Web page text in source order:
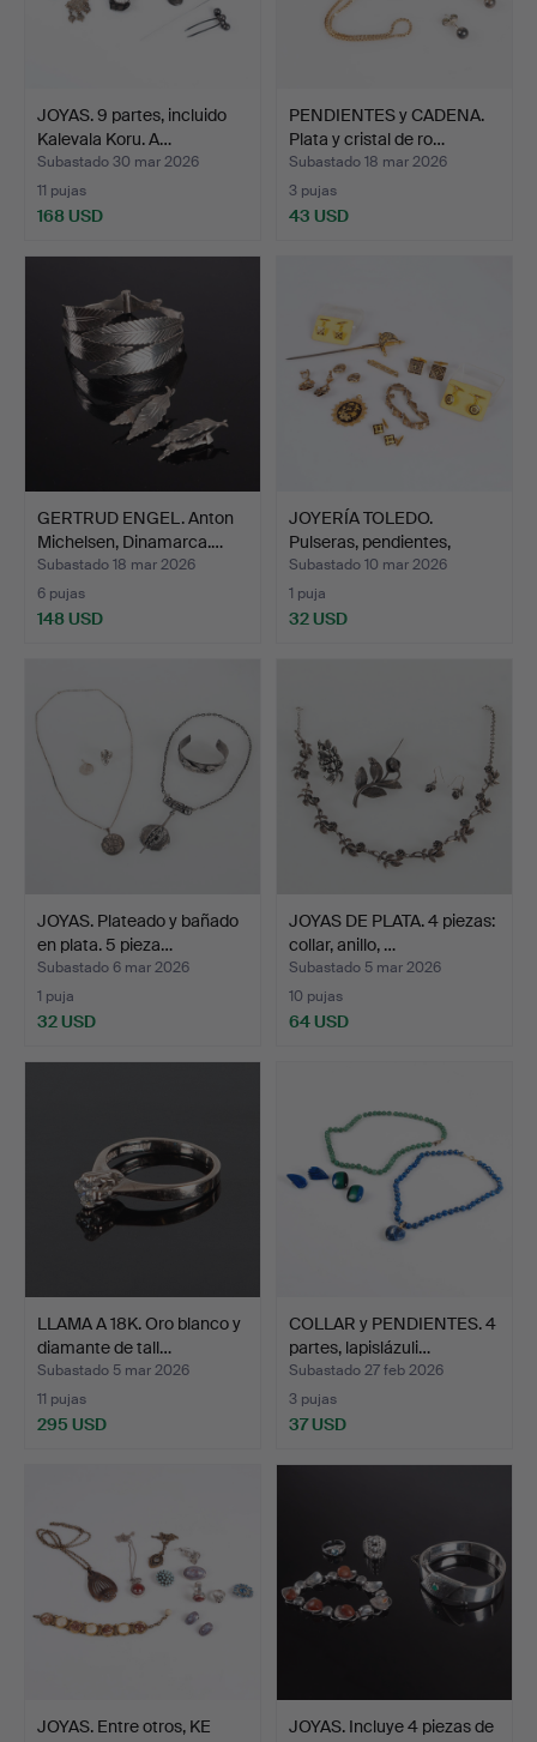
JOYAS. 9 partes, incluido
Kalevala Koru. A…
Subastado 30 mar 2026
11 pujas
168 USD
PENDIENTES y CADENA.
Plata y cristal de ro…
Subastado 18 mar 2026
3 pujas
43 USD
GERTRUD ENGEL. Anton
Michelsen, Dinamarca.…
Subastado 18 mar 2026
6 pujas
148 USD
JOYERÍA TOLEDO.
Pulseras, pendientes,
geme…
Subastado 10 mar 2026
1 puja
32 USD
JOYAS. Plateado y bañado
en plata. 5 pieza…
Subastado 6 mar 2026
1 puja
32 USD
JOYAS DE PLATA. 4 piezas:
collar, anillo, …
Subastado 5 mar 2026
10 pujas
64 USD
LLAMA A 18K. Oro blanco y
diamante de tall…
Subastado 5 mar 2026
11 pujas
295 USD
COLLAR y PENDIENTES. 4
partes, lapislázuli…
Subastado 27 feb 2026
3 pujas
37 USD
JOYAS. Entre otros, KE
JOYAS. Incluye 4 piezas de